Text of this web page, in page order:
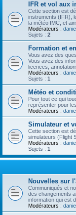
IFR et vol aux
Cette section est
instruments (IFR),
la météo IMC, et
Modérateurs :
Sujets : 2
Formation et
Vous avez des
Vous avez des
licences,
Modérateurs :
Sujets : 1
Météo et
Pour tout ce qui
représenter pour
Modérateurs :
Simulateur et
Cette section est
simulateurs (Flight
Modérateurs :
Sujets : 1
Nouvelles sur
Communiqués et
des changements
information qui est
Modérateurs :